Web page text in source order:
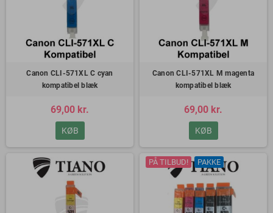
Canon CLI-571XL C cyan
kompatibel blæk
69,00 kr.
KØB
Canon CLI-571XL M magenta
kompatibel blæk
69,00 kr.
KØB
PÅ TILBUD! PAKKE